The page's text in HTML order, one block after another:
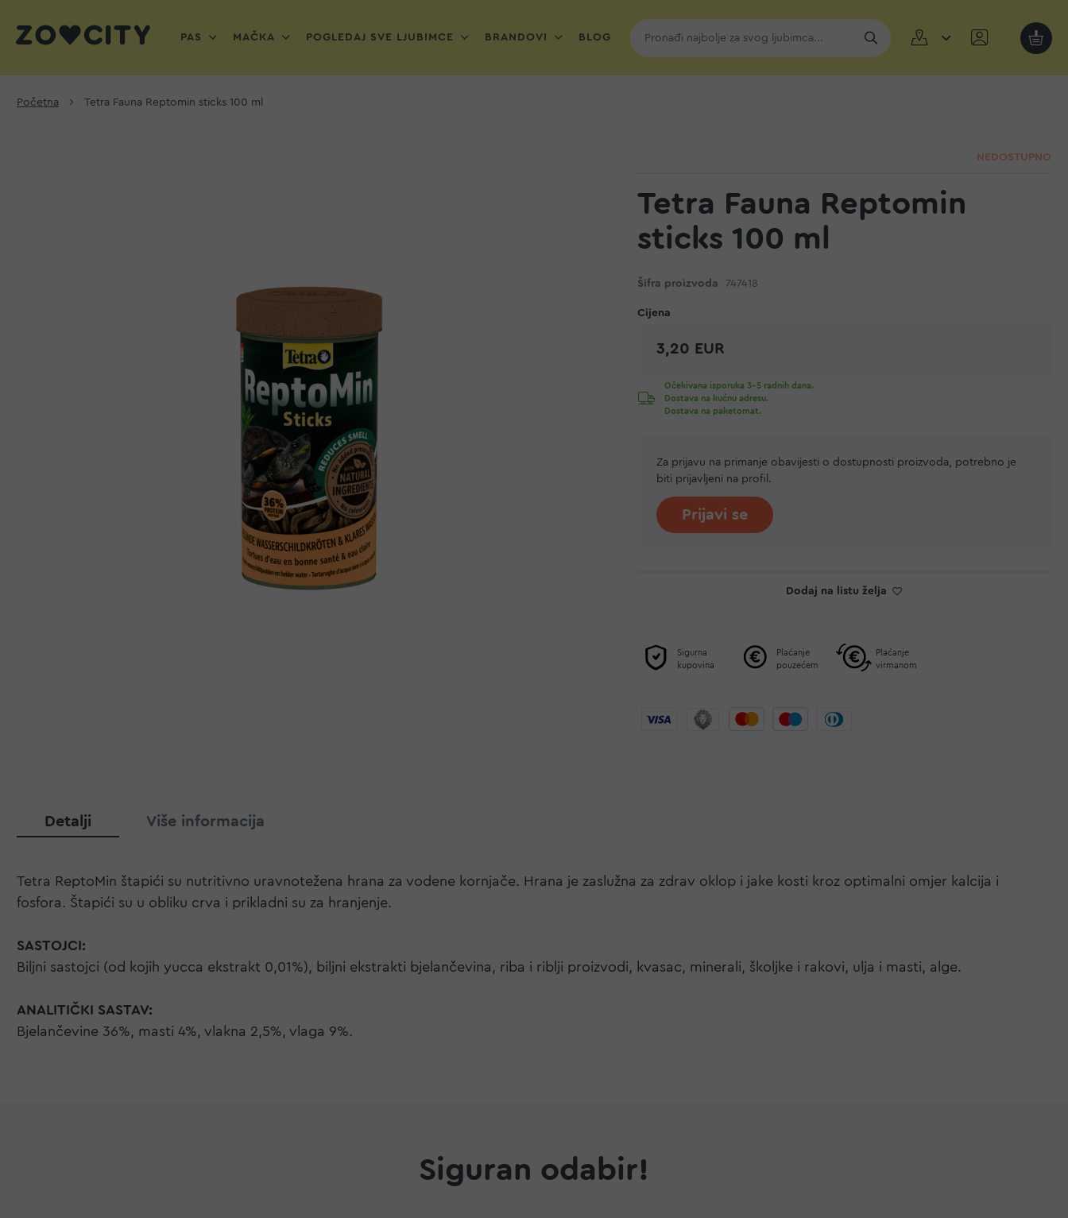
PAS MAČKA POGLEDAJ SVE LJUBIMCE BRANDOVI BLOG
Moja
Početna Tetra Fauna Reptomin sticks 100 ml
NEDOSTUPNO
Tetra Fauna Reptomin
sticks 100 ml
Šifra proizvoda 747418
3,20 EUR
Očekivana isporuka 3-5 radnih dana.
Dostava na kućnu adresu.
Dostava na paketomat.
Za prijavu na primanje obavijesti o dostupnosti proizvoda, potrebno je
biti prijavljeni na profil.
Prijavi se
Dodaj na listu želja
Sigurna
kupovina
Plaćanje
pouzećem
Plaćanje
virmanom
Detalji
Tetra ReptoMin štapići su nutritivno uravnotežena hrana za vodene kornjače. Hrana je zaslužna za zdrav oklop i jake kosti kroz optimalni omjer kalcija i
fosfora. Štapići su u obliku crva i prikladni su za hranjenje.
SASTOJCI:
Biljni sastojci (od kojih yucca ekstrakt 0,01%), biljni ekstrakti bjelančevina, riba i riblji proizvodi, kvasac, minerali, školjke i rakovi, ulja i masti, alge.
ANALITIČKI SASTAV:
Bjelančevine 36%, masti 4%, vlakna 2,5%, vlaga 9%.
Više informacija
Siguran odabir!